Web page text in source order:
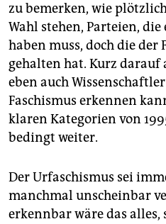
zu bemerken, wie
Wahl stehen, Parteien, die
haben muss, doch die der
gehalten hat. Kurz darauf
eben auch
Faschismus erkennen
klaren Kategorien von
bedingt weiter.
Der Urfaschismus sei
manchmal unscheinbar
erkennbar wäre das